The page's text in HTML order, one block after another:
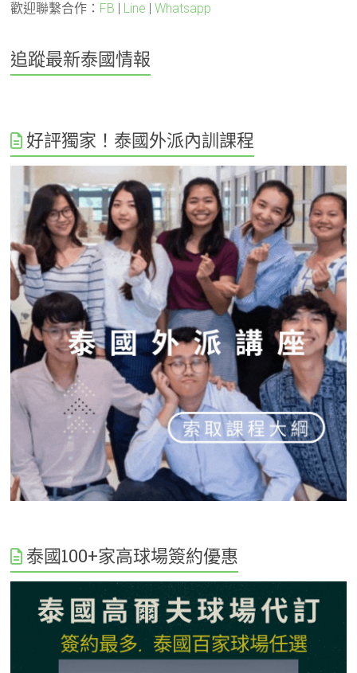
歡迎聯繫合作： FB | Line |Whatsapp
追蹤最新泰國情報
好評獨家！泰國外派內訓課程
泰國100+家高球場簽約優惠